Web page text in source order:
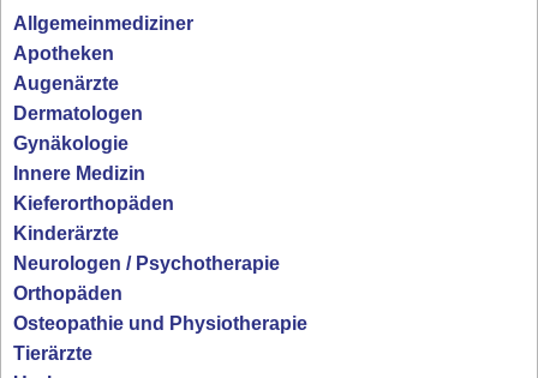
Allgemeinmediziner
Apotheken
Augenärzte
Dermatologen
Gynäkologie
Innere Medizin
Kieferorthopäden
Kinderärzte
Neurologen / Psychotherapie
Orthopäden
Osteopathie und Physiotherapie
Tierärzte